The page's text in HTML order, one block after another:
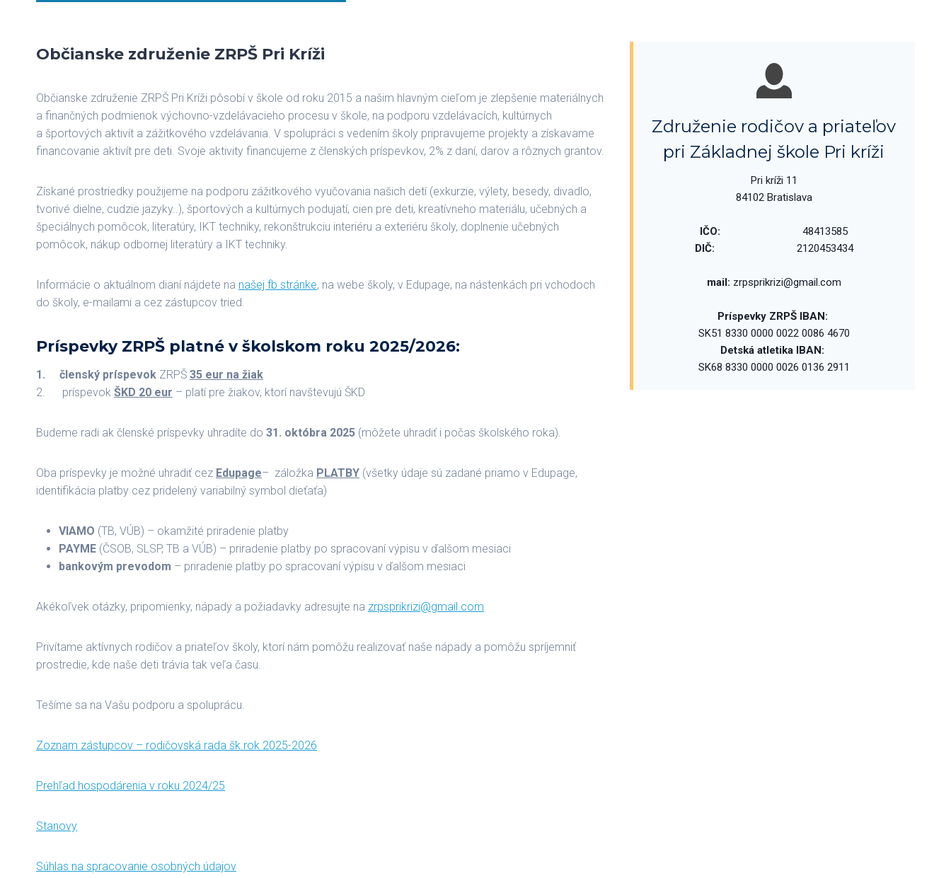
Občianske združenie ZRPŠ Pri Kríži
Občianske združenie ZRPŠ Pri Kríži pôsobí v škole od roku 2015 a našim hlavným cieľom je zlepšenie materiálnych
a finančných podmienok výchovno-vzdelávacieho procesu v škole, na podporu vzdelávacích, kultúrnych
a športových aktivít a zážitkového vzdelávania. V spolupráci s vedením školy pripravujeme projekty a získavame
financovanie aktivít pre deti. Svoje aktivity financujeme z členských príspevkov, 2% z daní, darov a rôznych grantov.
Získané prostriedky použijeme na podporu zážitkového vyučovania našich detí (exkurzie, výlety, besedy, divadlo,
tvorivé dielne, cudzie jazyky..), športových a kultúrnych podujatí, cien pre deti, kreatívneho materiálu, učebných a
špeciálnych pomôcok, literatúry, IKT techniky, rekonštrukciu interiéru a exteriéru školy, doplnenie učebných
pomôcok, nákup odbornej literatúry a IKT techniky.
Informácie o aktuálnom dianí nájdete na našej fb stránke, na webe školy, v Edupage, na nástenkách pri vchodoch
do školy, e-mailami a cez zástupcov tried.
Príspevky ZRPŠ platné v školskom roku 2025/2026:
1. členský príspevok ZRPŠ 35 eur na žiak
2. príspevok ŠKD 20 eur – platí pre žiakov, ktorí navštevujú ŠKD
Budeme radi ak členské príspevky uhradíte do 31. októbra 2025 (môžete uhradiť i počas školského roka).
Oba príspevky je možné uhradiť cez Edupage– záložka PLATBY (všetky údaje sú zadané priamo v Edupage,
identifikácia platby cez pridelený variabilný symbol dieťaťa)
VIAMO (TB, VÚB) – okamžité priradenie platby
PAYME (ČSOB, SLSP, TB a VÚB) – priradenie platby po spracovaní výpisu v ďalšom mesiaci
bankovým prevodom – priradenie platby po spracovaní výpisu v ďalšom mesiaci
Akékoľvek otázky, pripomienky, nápady a požiadavky adresujte na zrpsprikrizi@gmail.com
Privítame aktívnych rodičov a priateľov školy, ktorí nám pomôžu realizovať naše nápady a pomôžu spríjemniť
prostredie, kde naše deti trávia tak veľa času.
Tešíme sa na Vašu podporu a spoluprácu.
Zoznam zástupcov – rodičovská rada šk.rok 2025-2026
Prehľad hospodárenia v roku 2024/25
Stanovy
Súhlas na spracovanie osobných údajov
Združenie rodičov a priateľov
pri Základnej škole Pri kríži
Pri kríži 11
84102 Bratislava
IČO: 48413585
DIČ: 2120453434
mail: zrpsprikrizi@gmail.com
Príspevky ZRPŠ IBAN:
SK51 8330 0000 0022 0086 4670
Detská atletika IBAN:
SK68 8330 0000 0026 0136 2911